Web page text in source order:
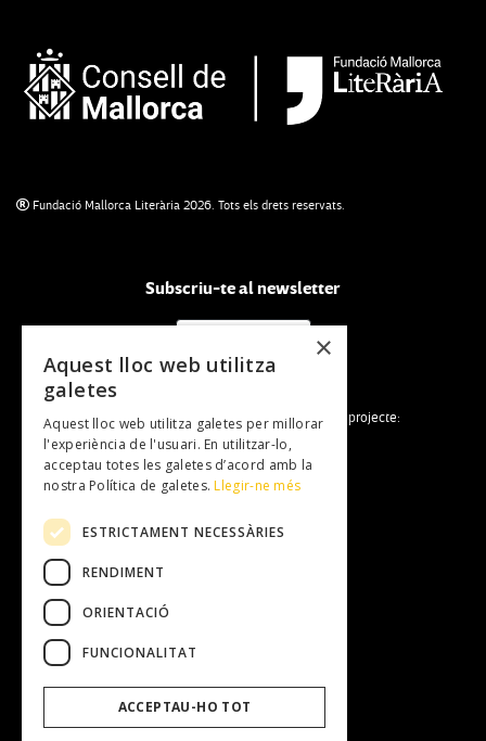
Fundació Mallorca Literària 2026. Tots els drets reservats.
Subscriu-te al newsletter
La Fundació Mallorca Literària forma part del projecte:
Fundació Mallorca Literària
Entitat
Transparència
×
Aquest lloc web utilitza
galetes
Aquest lloc web utilitza galetes per millorar
l'experiència de l'usuari. En utilitzar-lo,
acceptau totes les galetes d’acord amb la
nostra Política de galetes.Llegir-ne més
ESTRICTAMENT NECESSÀRIES
RENDIMENT
ORIENTACIÓ
FUNCIONALITAT
ACCEPTAU-HO TOT